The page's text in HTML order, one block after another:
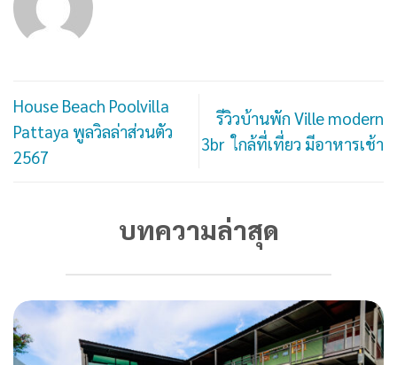
House Beach Poolvilla
Pattaya พูลวิลล่าส่วนตัว
2567
รีวิวบ้านพัก Ville modern
3br ใกล้ที่เที่ยว มีอาหารเช้า
บทความล่าสุด